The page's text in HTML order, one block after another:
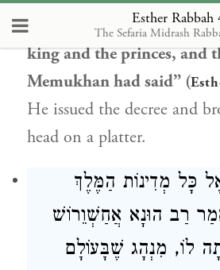
Esther Rabbah
The Sefaria Midrash
“The matter was pleasing
king and the princes, and
Memukhan had said” (
He issued the decree and
head on a platter.
כָּל מְדִינוֹת הַמֶּלֶךְ
רַב הוּנָא אֲחַשְׁוֵרוֹשׁ
לוֹ, מִנְהָג שֶׁבָּעוֹלָם